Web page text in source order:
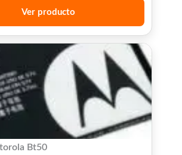
Ver producto
Bt50